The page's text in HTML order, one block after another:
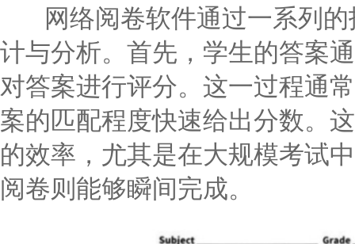
网络阅卷软件通过一系列的
计与分析。首先，学生的答案
对答案进行评分。这一过程通
案的匹配程度快速给出分数。
的效率，尤其是在大规模考试
阅卷则能够瞬间完成。